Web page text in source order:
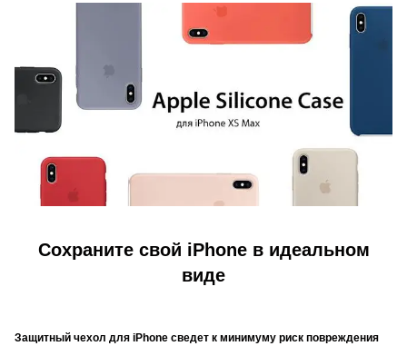
Сохраните свой iPhone в идеальном
виде
Защитный чехол для iPhone сведет к минимуму риск повреждения